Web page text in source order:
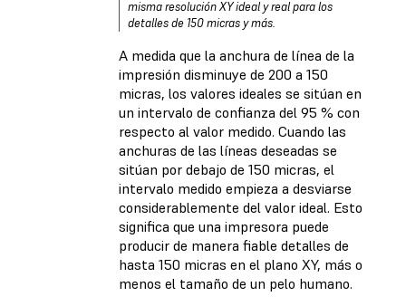
misma resolución XY ideal y real para los
detalles de 150 micras y más.
A medida que la anchura de línea de la
impresión disminuye de 200 a 150
micras, los valores ideales se sitúan en
un intervalo de confianza del 95 % con
respecto al valor medido. Cuando las
anchuras de las líneas deseadas se
sitúan por debajo de 150 micras, el
intervalo medido empieza a desviarse
considerablemente del valor ideal. Esto
significa que una impresora puede
producir de manera fiable detalles de
hasta 150 micras en el plano XY, más o
menos el tamaño de un pelo humano.